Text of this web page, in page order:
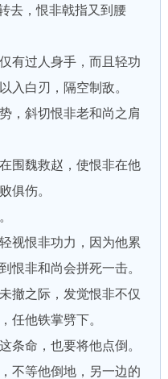
去，恨非戟指又到腰
过人身手，而且轻功
入白刃，隔空制敌。
斜切恨非老和尚之肩
魏救赵，使恨非在他
俱伤。
恨非功力，因为他累
恨非和尚会拼死一击。
之际，发觉恨非不仅
任他铁掌劈下。
命，也要将他点倒。
等他倒地，另一边的